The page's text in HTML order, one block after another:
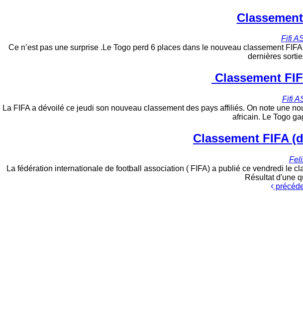
Fifi
Ce n’est pas une surprise .Le Togo perd 6 places dans le nouveau classement
dernières
Classement
Fifi
La FIFA a dévoilé ce jeudi son nouveau classement des pays affiliés. On note une
africain. Le Togo
Classement FIFA
La fédération internationale de football association ( FIFA) a publié ce vendredi le
Résultat d'une